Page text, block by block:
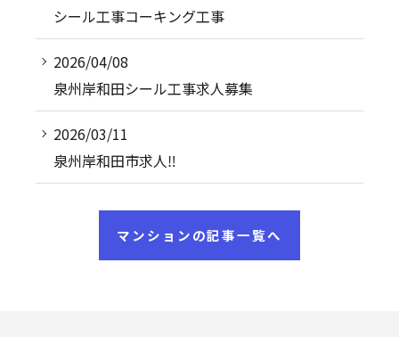
シール工事コーキング工事
2026/04/08
泉州岸和田シール工事求人募集
2026/03/11
泉州岸和田市求人‼︎
マンションの記事一覧へ